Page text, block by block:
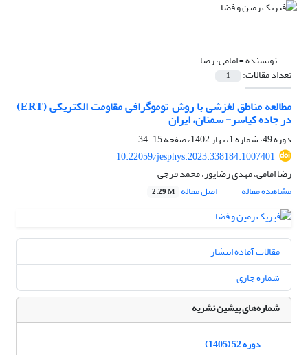
نویسنده =امامی، رضا
تعداد مقالات: 1
مطالعه مناطق لغزشی با روش توموگرافی مقاومت الکتریکی (ERT)
در جاده کیاسر- سمنان، ایران
دوره 49، شماره 1، بهار 1402، صفحه
15-34
10.22059/jesphys.2023.338184.1007401
رضا امامی، مهدی رضاپور، محمد فرجی
مشاهده مقاله
اصل مقاله 2.29 M
مقالات آماده انتشار
شماره جاری
شماره‌های پیشین نشریه
دوره 52 (1405)